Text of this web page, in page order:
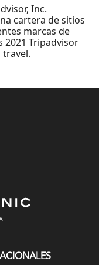
Inc.
cartera de sitios
marcas de
2021 Tripadvisor
travel.